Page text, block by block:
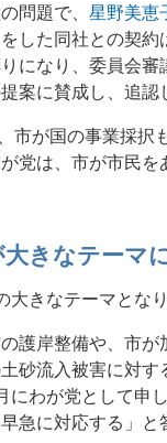
問題で、星野美恵
した同社との契約
になり、委員会
案に賛成し、追認
が国の事業採択
党は、市が市民
きなテーマ
きなテーマとなり
護岸整備や、市
砂流入被害に対
わが党として申
急に対応する」と